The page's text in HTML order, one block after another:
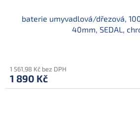
baterie umyvadlová/dřezová,
40mm, SEDAL,
1 561,98 Kč bez DPH
1 890 Kč